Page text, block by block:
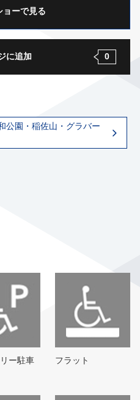
ョーで見る
に追加 0
公園・稲佐山・グラバー
ー駐車
フラット